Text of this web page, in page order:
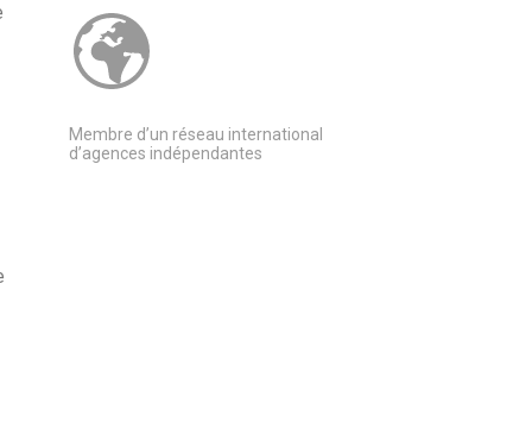
Membre d’un réseau international
d’agences indépendantes